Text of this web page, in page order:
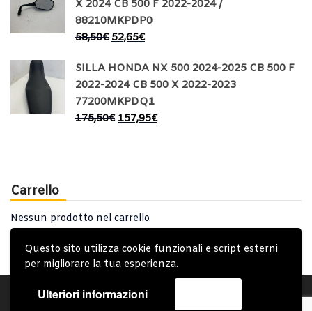
Questo sito utilizza cookie funzionali e script esterni
per migliorare la tua esperienza.
Ulteriori informazioni
X 2024 CB 500 F 2022-2024 /
88210MKPDP0
58,50€ 52,65€
SILLA HONDA NX 500 2024-2025 CB 500 F
2022-2024 CB 500 X 2022-2023
77200MKPDQ1
175,50€ 157,95€
Carrello
Nessun prodotto nel carrello.
Account Condizioni Generali